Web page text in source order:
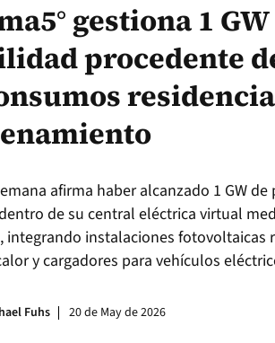
gestiona 1
procedente
afirma haber alcanzado 1 GW
de su central eléctrica virtual
integrando instalaciones fotovoltaicas
y cargadores para vehículos
Fuhs 20 de May de 2026